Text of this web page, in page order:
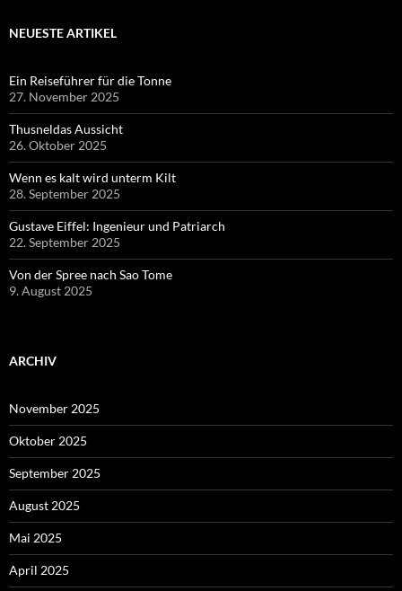
NEUESTE ARTIKEL
Ein Reiseführer für die Tonne
27. November 2025
Thusneldas Aussicht
26. Oktober 2025
Wenn es kalt wird unterm Kilt
28. September 2025
Gustave Eiffel: Ingenieur und Patriarch
22. September 2025
Von der Spree nach Sao Tome
9. August 2025
ARCHIV
November 2025
Oktober 2025
September 2025
August 2025
Mai 2025
April 2025